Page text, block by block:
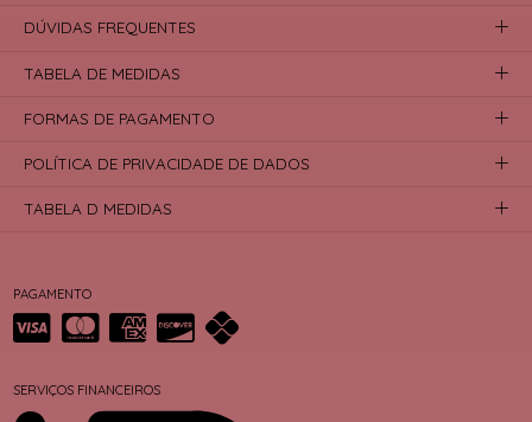
PAGAMENTO
SERVIÇOS FINANCEIROS
DÚVIDAS FREQUENTES
TABELA DE MEDIDAS
FORMAS DE PAGAMENTO
POLÍTICA DE PRIVACIDADE DE DADOS
TABELA D MEDIDAS